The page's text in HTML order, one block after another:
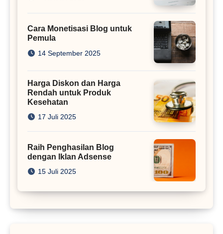
Cara Monetisasi Blog untuk
Pemula
14 September 2025
Harga Diskon dan Harga
Rendah untuk Produk
Kesehatan
17 Juli 2025
Raih Penghasilan Blog
dengan Iklan Adsense
15 Juli 2025